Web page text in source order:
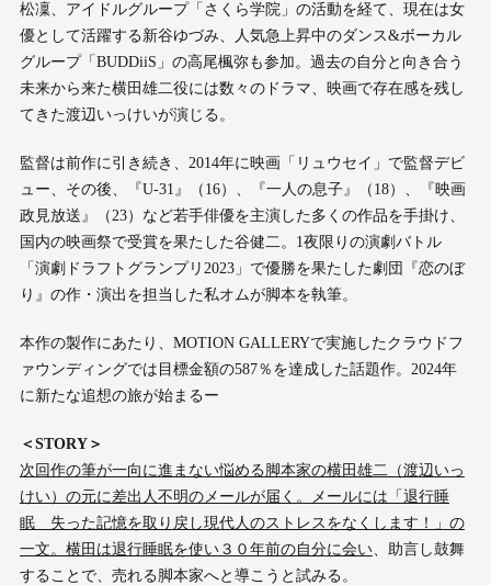
松凜、アイドルグループ「さくら学院」の活動を経て、現在は女
優として活躍する新谷ゆづみ、人気急上昇中のダンス&ボーカル
グループ「BUDDiiS」の高尾楓弥も参加。過去の自分と向き合う
未来から来た横田雄二役には数々のドラマ、映画で存在感を残し
てきた渡辺いっけいが演じる。
監督は前作に引き続き、2014年に映画「リュウセイ」で監督デビ
ュー、その後、『U-31』（16）、『一人の息子』（18）、『映画
政見放送』（23）など若手俳優を主演した多くの作品を手掛け、
国内の映画祭で受賞を果たした谷健二。1夜限りの演劇バトル
「演劇ドラフトグランプリ2023」で優勝を果たした劇団『恋のぼ
り』の作・演出を担当した私オムが脚本を執筆。
本作の製作にあたり、MOTION GALLERYで実施したクラウドフ
ァウンディングでは目標金額の587％を達成した話題作。2024年
に新たな追想の旅が始まるー
＜STORY＞
次回作の筆が一向に進まない悩める脚本家の横田雄二（渡辺いっ
けい）の元に差出人不明のメールが届く。メールには「退行睡
眠 失った記憶を取り戻し現代人のストレスをなくします！」の
一文。横田は退行睡眠を使い３０年前の自分に会い、助言し鼓舞
することで、売れる脚本家へと導こうと試みる。